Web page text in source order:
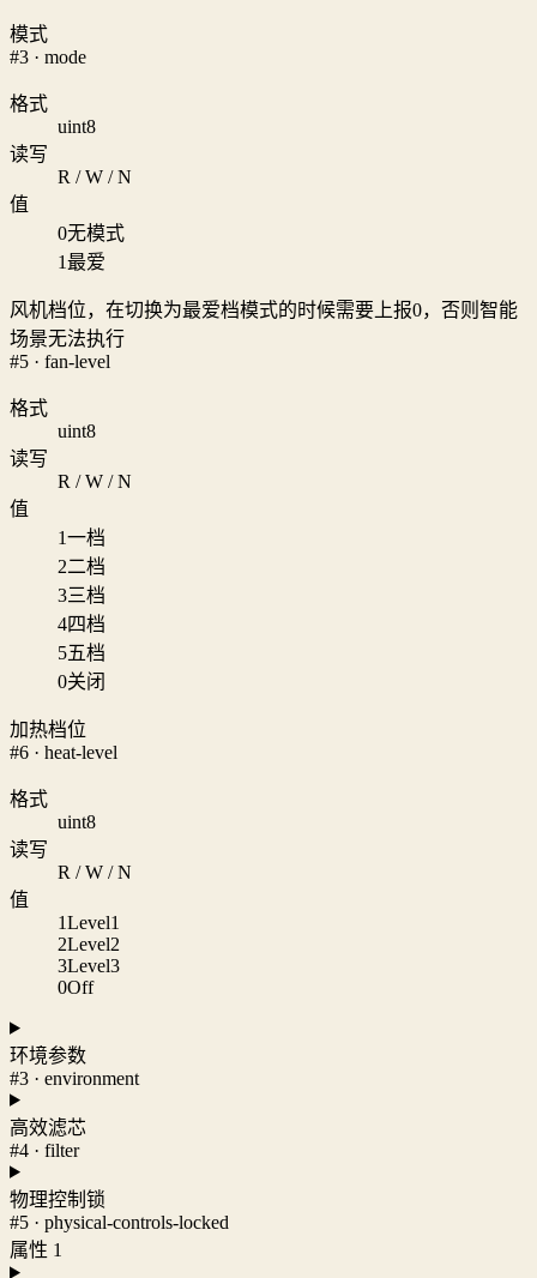
模式
#3 · mode
格式
uint8
读写
R / W / N
值
0无模式
1最爱
风机档位，在切换为最爱档模式的时候需要上报0，否则智能
场景无法执行
#5 · fan-level
格式
uint8
读写
R / W / N
值
1一档
2二档
3三档
4四档
5五档
0关闭
加热档位
#6 · heat-level
格式
uint8
读写
R / W / N
值
1Level1
2Level2
3Level3
0Off
环境参数
#3 · environment
高效滤芯
#4 · filter
物理控制锁
#5 · physical-controls-locked
属性 1